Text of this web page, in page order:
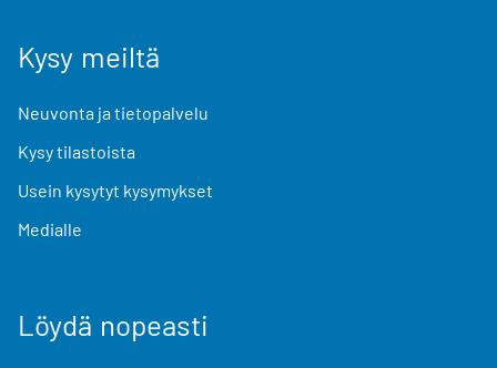
Kysy meiltä
Neuvonta ja tietopalvelu
Kysy tilastoista
Usein kysytyt kysymykset
Medialle
Löydä nopeasti